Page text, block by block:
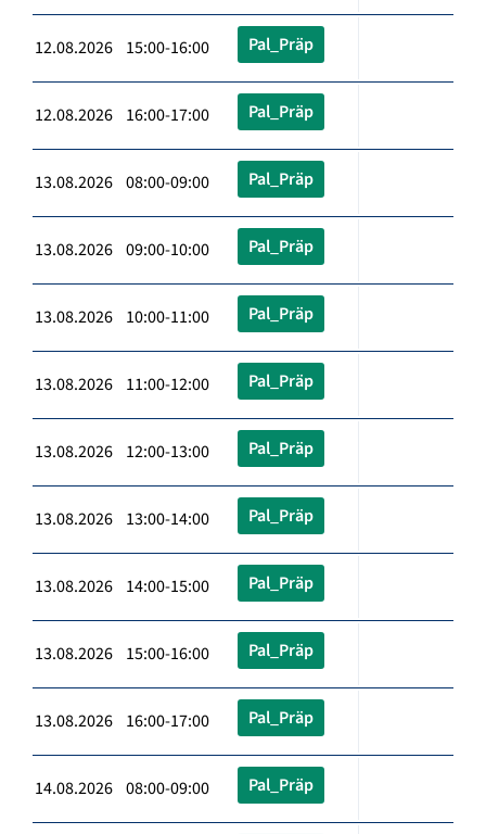
12.08.2026 15:00-16:00 Pal_Präp
12.08.2026 16:00-17:00 Pal_Präp
13.08.2026 08:00-09:00 Pal_Präp
13.08.2026 09:00-10:00 Pal_Präp
13.08.2026 10:00-11:00 Pal_Präp
13.08.2026 11:00-12:00 Pal_Präp
13.08.2026 12:00-13:00 Pal_Präp
13.08.2026 13:00-14:00 Pal_Präp
13.08.2026 14:00-15:00 Pal_Präp
13.08.2026 15:00-16:00 Pal_Präp
13.08.2026 16:00-17:00 Pal_Präp
14.08.2026 08:00-09:00 Pal_Präp